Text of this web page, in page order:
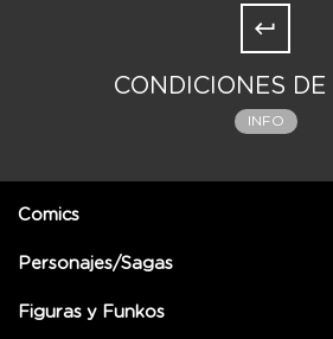
CONDICIONES
INFO
Comics
Personajes/Sagas
Figuras y Funkos